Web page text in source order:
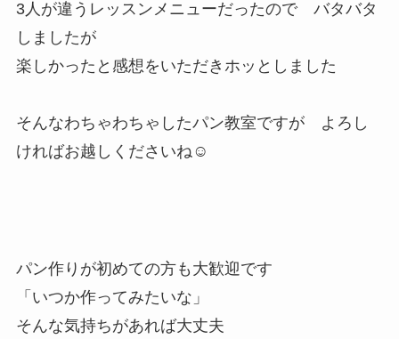
3人が違うレッスンメニューだったので バタバタ
しましたが
楽しかったと感想をいただきホッとしました
そんなわちゃわちゃしたパン教室ですが よろし
ければお越しくださいね☺️
パン作りが初めての方も大歓迎です
「いつか作ってみたいな」
そんな気持ちがあれば大丈夫